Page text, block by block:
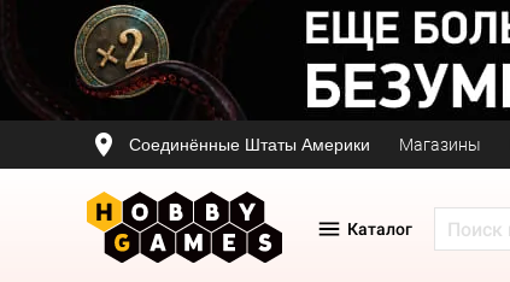
Соединённые Штаты Америки Магазины
Каталог